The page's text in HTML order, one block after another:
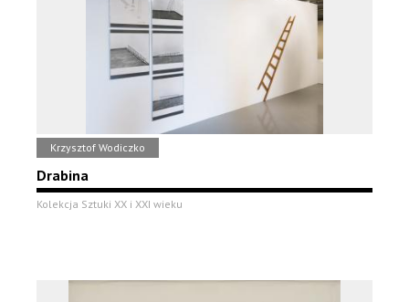
Krzysztof Wodiczko
Drabina
Kolekcja Sztuki XX i XXI wieku